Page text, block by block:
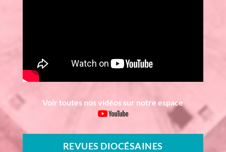
Voir toutes nos vidéos sur notre espace
REVUES DIOCÉSAINES